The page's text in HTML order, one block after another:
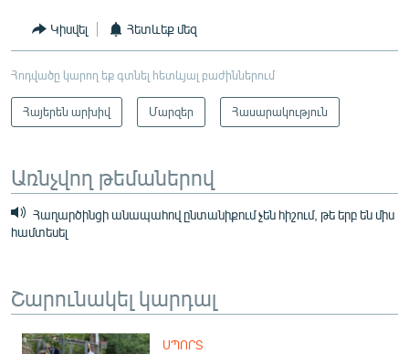
Կիսվել Հետևեք մեզ
Հոդվածը կարող եք գտնել հետևյալ բաժիններում
Հայերեն արխիվ Մարզեր Հասարակություն
Առնչվող թեմաներով
Հաղարծինցի անապահով ընտանիքում չեն հիշում, թե երբ են միս
համտեսել
Շարունակել կարդալ
ՍՊՈՐՏ